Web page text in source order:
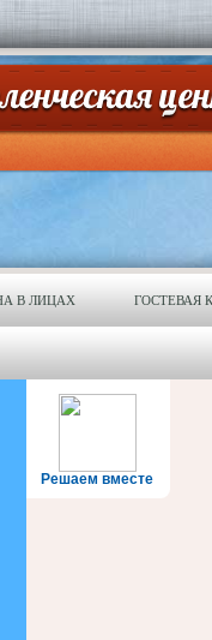
В ЛИЦАХ ГОСТЕВАЯ
Решаем вместе